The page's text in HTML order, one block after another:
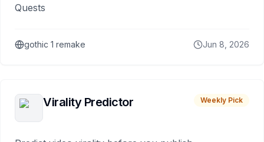
Quests
gothic 1 remake Jun 8, 2026
Virality Predictor Weekly Pick